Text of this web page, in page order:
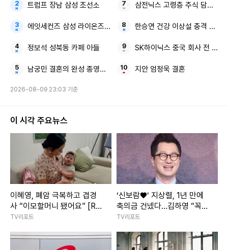
트럼프 장남 삼성 조선소
에잇세컨즈 삼성 라이온즈 협업 컬렉션
정보석 성북동 카페 아들
남궁민 결혼의 완성 종영소감
삼전닉스 고령층 주식 담보 대
한승연 건강 이상설 충격 근황
SK하이닉스 중국 회사 전 직원
지안 엄정욱 결혼
2026-08-09 23:03 기준
이 시각 주요뉴스
이혜영, 폐암 극복하고 겹경
사 “이모할머니 됐어요” [RE:
스타]
TV리포트
‘신보람♥’ 지상렬, 1년 만에
축의금 건넸다…김하영 “꼭
국수 먹게 해주세요” [RE:스
TV리포트